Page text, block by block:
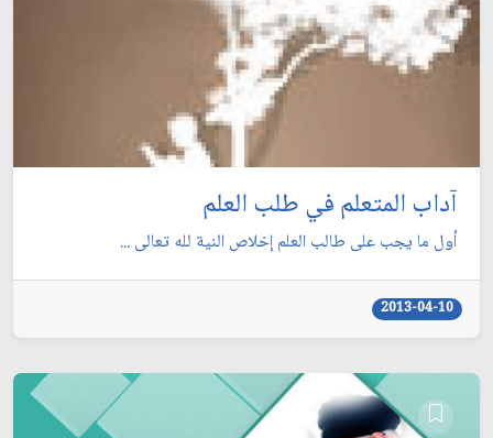
آداب المتعلم في طلب العلم‏
أول ما يجب على طالب العلم إخلاص النية لله تعالى ...
2013-04-10